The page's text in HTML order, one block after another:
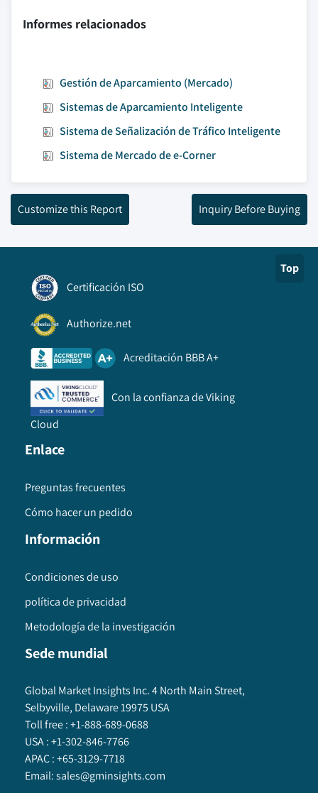
Informes relacionados
Gestión de Aparcamiento (Mercado)
Sistemas de Aparcamiento Inteligente
Sistema de Señalización de Tráfico Inteligente
Sistema de Mercado de e-Corner
Customize this Report Inquiry Before Buying
Top
Certificación ISO
Authorize.net
Acreditación BBB A+
Con la confianza de Viking
Cloud
Enlace
Preguntas frecuentes
Cómo hacer un pedido
Información
Condiciones de uso
política de privacidad
Metodología de la investigación
Sede mundial
Global Market Insights Inc. 4 North Main Street,
Selbyville, Delaware 19975 USA
Toll free :+1-888-689-0688
USA :+1-302-846-7766
APAC :+65-3129-7718
Email:sales@gminsights.com